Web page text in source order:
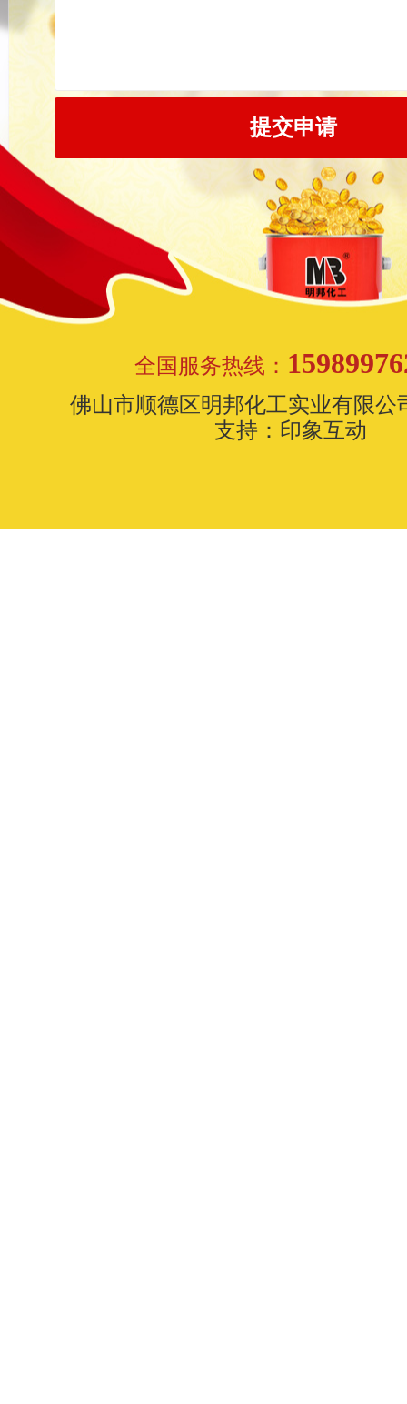
全国服务热线：
佛山市顺德区明邦化工实业有限公
支持： 印象互动